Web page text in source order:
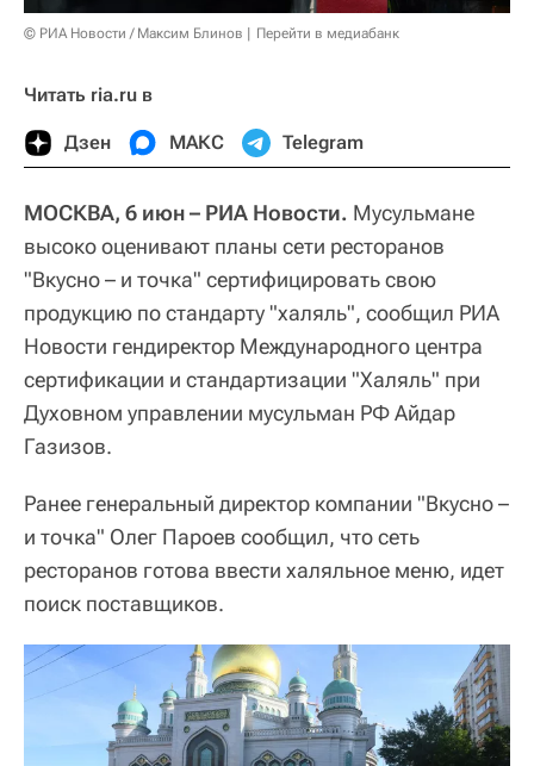
© РИА Новости / Максим Блинов Перейти в медиабанк
Читать ria.ru в
Дзен МАКС Telegram
МОСКВА, 6 июн – РИА Новости. Мусульмане
высоко оценивают планы сети ресторанов
"Вкусно – и точка" сертифицировать свою
продукцию по стандарту "халяль", сообщил РИА
Новости гендиректор Международного центра
сертификации и стандартизации "Халяль" при
Духовном управлении мусульман РФ Айдар
Газизов.
Ранее генеральный директор компании "Вкусно –
и точка" Олег Пароев сообщил, что сеть
ресторанов готова ввести халяльное меню, идет
поиск поставщиков.